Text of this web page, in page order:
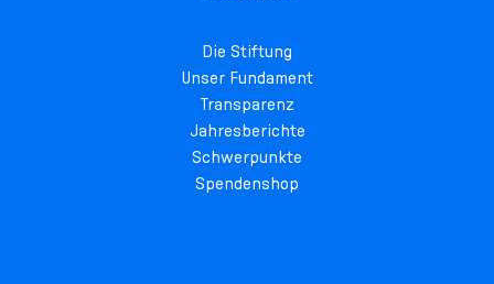
Die Stiftung
Unser Fundament
Transparenz
Jahresberichte
Schwerpunkte
Spendenshop